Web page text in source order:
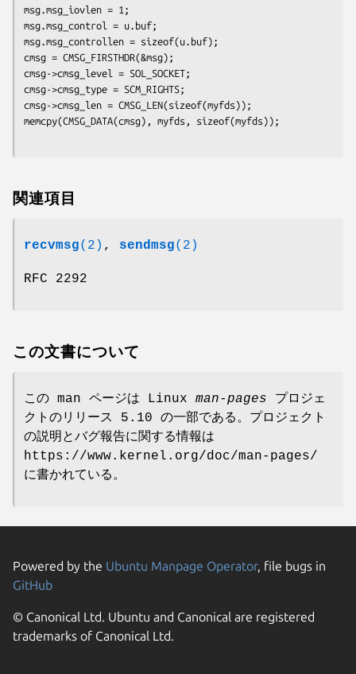
msg.msg_iovlen = 1;
msg.msg_control = u.buf;
msg.msg_controllen = sizeof(u.buf);
cmsg = CMSG_FIRSTHDR(&msg);
cmsg->cmsg_level = SOL_SOCKET;
cmsg->cmsg_type = SCM_RIGHTS;
cmsg->cmsg_len = CMSG_LEN(sizeof(myfds));
関連項目
recvmsg(2) , sendmsg(2)
RFC 2292
この文書について
この man ページは Linux man-pages プロジェ
クトのリリース 5.10 の一部である。プロジェクト
の説明とバグ報告に関する情報は
https://www.kernel.org/doc/man-pages/
に書かれている。
Powered by the Ubuntu Manpage Operator, file bugs in
GitHub
© Canonical Ltd. Ubuntu and Canonical are registered
trademarks of Canonical Ltd.